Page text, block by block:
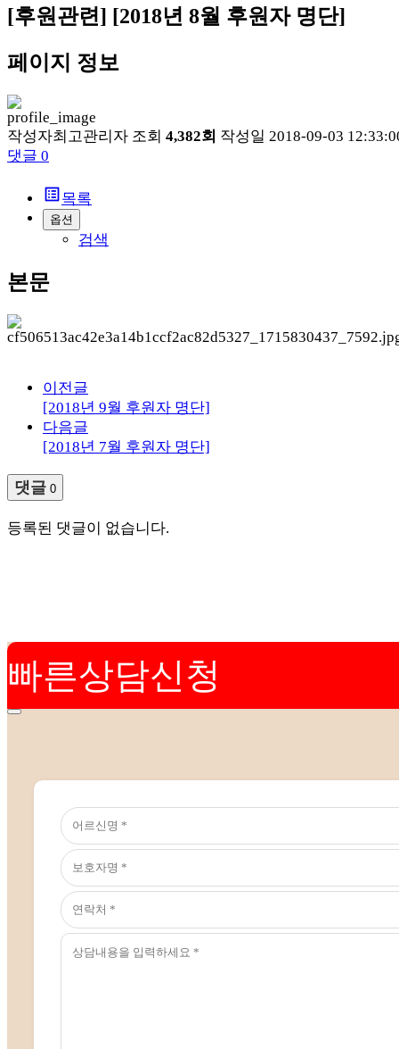
[후원관련] [2018년 8월 후원자 명단]
페이지 정보
작성자최고관리자 조회 4,382회 작성일 2018-09-03
댓글 0
list_alt목록
옵션
검색
본문
이전글
[2018년 9월 후원자 명단]
다음글
[2018년 7월 후원자 명단]
댓글 0
등록된 댓글이 없습니다.
빠른상담신청